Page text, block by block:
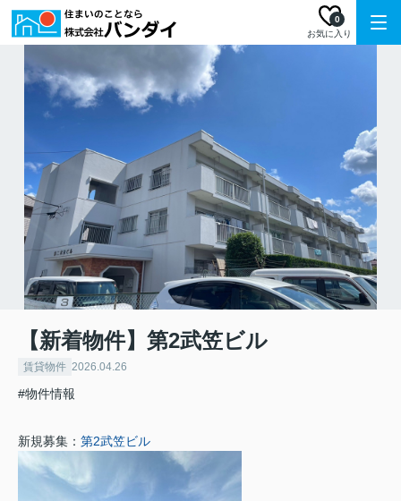
お気に入り
0
【新着物件】第2武笠ビル
賃貸物件 2026.04.26
#物件情報
新規募集： 第2武笠ビル